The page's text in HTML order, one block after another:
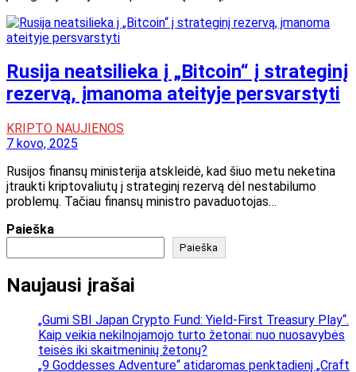
Rusija neatsilieka į „Bitcoin“ į strateginį
rezervą, įmanoma ateityje persvarstyti
KRIPTO NAUJIENOS
7 kovo, 2025
Rusijos finansų ministerija atskleidė, kad šiuo metu neketina
įtraukti kriptovaliutų į strateginį rezervą dėl nestabilumo
problemų. Tačiau finansų ministro pavaduotojas…
Paieška
Paieška
Naujausi įrašai
„Gumi SBI Japan Crypto Fund: Yield-First Treasury Play“.
Kaip veikia nekilnojamojo turto žetonai: nuo nuosavybės
teisės iki skaitmeninių žetonų?
„9 Goddesses Adventure“ atidaromas penktadienį „Craft